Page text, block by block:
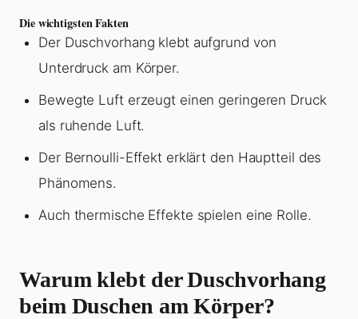
Die wichtigsten Fakten
Der Duschvorhang klebt aufgrund von
Unterdruck am Körper.
Bewegte Luft erzeugt einen geringeren Druck
als ruhende Luft.
Der Bernoulli-Effekt erklärt den Hauptteil des
Phänomens.
Auch thermische Effekte spielen eine Rolle.
Warum klebt der Duschvorhang
beim Duschen am Körper?